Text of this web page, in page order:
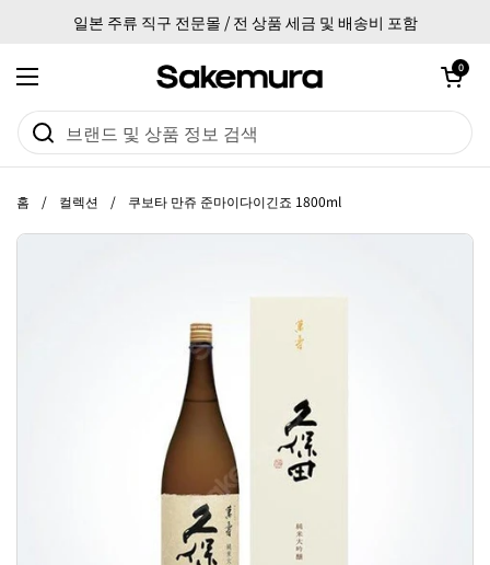
일본 주류 직구 전문몰 / 전 상품 세금 및 배송비 포함
메뉴 열기
카트 열기
0
홈 / 컬렉션 / 쿠보타 만쥬 준마이다이긴죠 1800ml